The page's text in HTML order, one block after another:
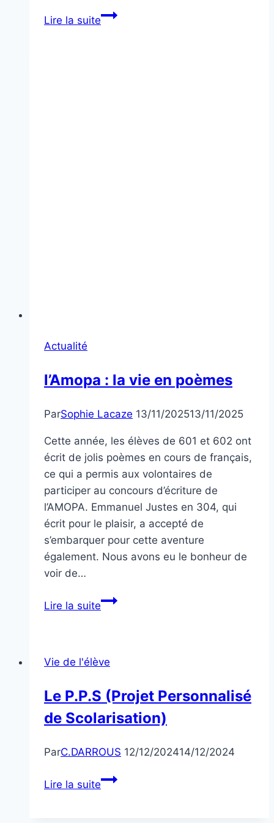
Lire la suiteCadets
Actualité
l’Amopa : la vie en poèmes
ParSophie Lacaze 13/11/202513/11/2025
Cette année, les élèves de 601 et 602 ont
écrit de jolis poèmes en cours de français,
ce qui a permis aux volontaires de
participer au concours d’écriture de
l’AMOPA. Emmanuel Justes en 304, qui
écrit pour le plaisir, a accepté de
s’embarquer pour cette aventure
également. Nous avons eu le bonheur de
voir de…
Lire la suitel’Amopa
en
Vie de l'élève
Le P.P.S (Projet Personnalisé
de Scolarisation)
ParC.DARROUS 12/12/202414/12/2024
Lire la suiteLe